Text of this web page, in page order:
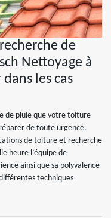
de
Nettoyage à
les cas
de pluie que votre toiture
de toute urgence.
de toiture et recherche
heure l’équipe de
ainsi que sa polyvalence
techniques